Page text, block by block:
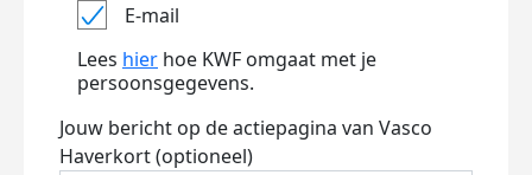
E-mail
Lees hier hoe KWF omgaat met je
persoonsgegevens.
Jouw bericht op de actiepagina van Vasco
Haverkort (optioneel)